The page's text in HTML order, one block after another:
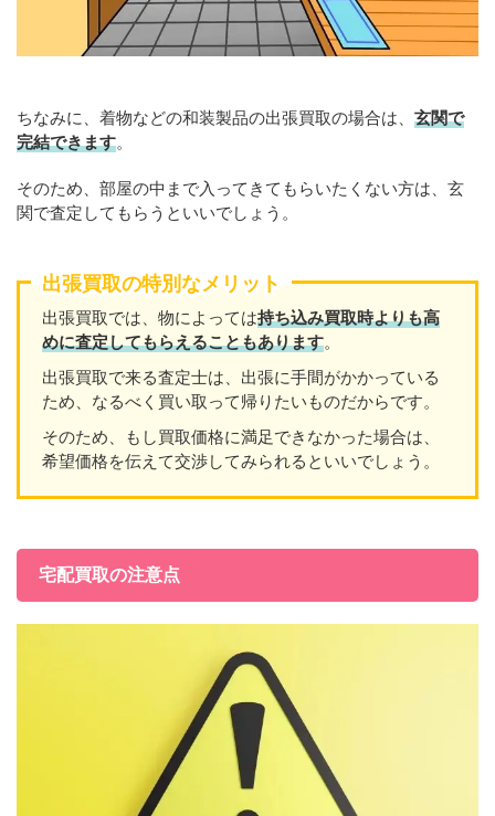
ちなみに、着物などの和装製品の出張買取の場合は、 玄関で
完結できます。
そのため、部屋の中まで入ってきてもらいたくない方は、玄
関で査定してもらうといいでしょう。
出張買取の特別なメリット
出張買取では、物によっては持ち込み買取時よりも高
めに査定してもらえることもあります。
出張買取で来る査定士は、出張に手間がかかっている
ため、なるべく買い取って帰りたいものだからです。
そのため、もし買取価格に満足できなかった場合は、
希望価格を伝えて交渉してみられるといいでしょう。
宅配買取の注意点